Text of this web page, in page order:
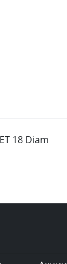
18 Diam